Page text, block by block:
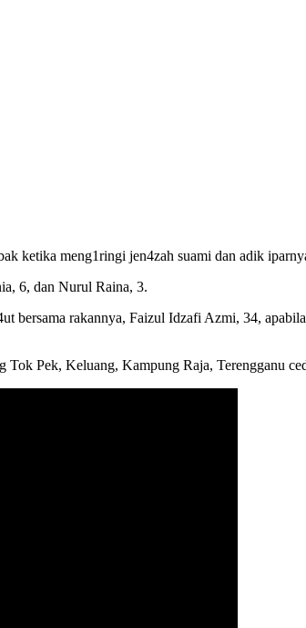
ketika meng1ringi jen4zah suami dan adik
6, dan Nurul Raina, 3.
bersama rakannya, Faizul Idzafi Azmi, 34,
Pek, Keluang, Kampung Raja, Terengganu